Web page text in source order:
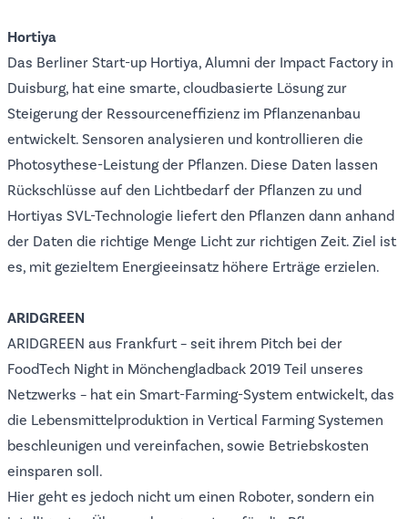
Hortiya
Das Berliner Start-up Hortiya, Alumni der Impact Factory in
Duisburg, hat eine smarte, cloudbasierte Lösung zur
Steigerung der Ressourceneffizienz im Pflanzenanbau
entwickelt. Sensoren analysieren und kontrollieren die
Photosythese-Leistung der Pflanzen. Diese Daten lassen
Rückschlüsse auf den Lichtbedarf der Pflanzen zu und
Hortiyas SVL-Technologie liefert den Pflanzen dann anhand
der Daten die richtige Menge Licht zur richtigen Zeit. Ziel ist
es, mit gezieltem Energieeinsatz höhere Erträge erzielen.
ARIDGREEN
ARIDGREEN aus Frankfurt – seit ihrem Pitch bei der
FoodTech Night in Mönchengladback 2019 Teil unseres
Netzwerks – hat ein Smart-Farming-System entwickelt, das
die Lebensmittelproduktion in Vertical Farming Systemen
beschleunigen und vereinfachen, sowie Betriebskosten
einsparen soll.
Hier geht es jedoch nicht um einen Roboter, sondern ein